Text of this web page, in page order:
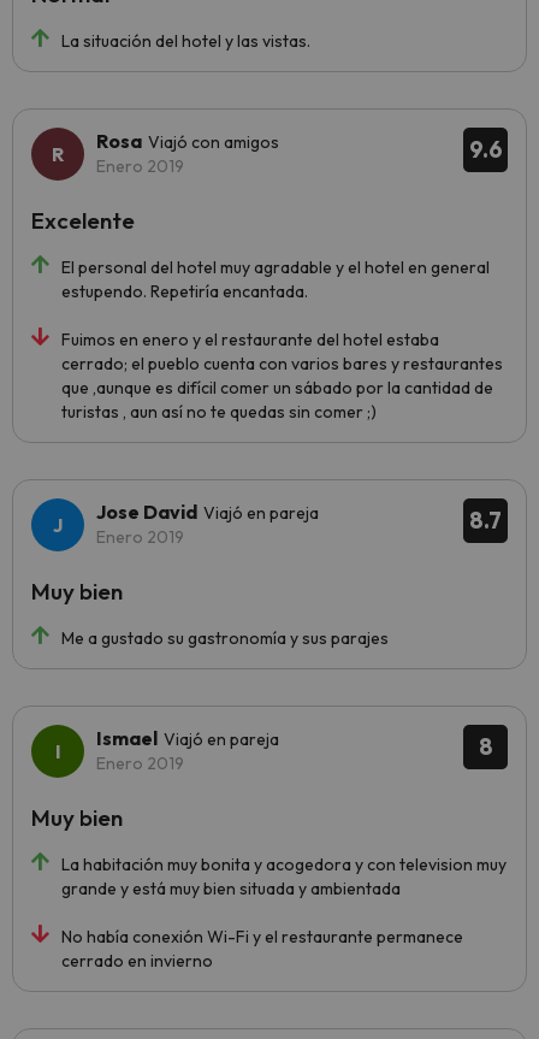
La situación del hotel y las vistas.
9.6
Rosa Viajó con amigos
Enero 2019
El personal del hotel muy agradable y el hotel en general
estupendo. Repetiría encantada.
Fuimos en enero y el restaurante del hotel estaba
cerrado; el pueblo cuenta con varios bares y restaurantes
que ,aunque es difícil comer un sábado por la cantidad de
turistas , aun así no te quedas sin comer ;)
Excelente
8.7
Jose David Viajó en pareja
Enero 2019
Me a gustado su gastronomía y sus parajes
Muy bien
8
Ismael Viajó en pareja
Enero 2019
La habitación muy bonita y acogedora y con television muy
grande y está muy bien situada y ambientada
No había conexión Wi-Fi y el restaurante permanece
cerrado en invierno
Muy bien